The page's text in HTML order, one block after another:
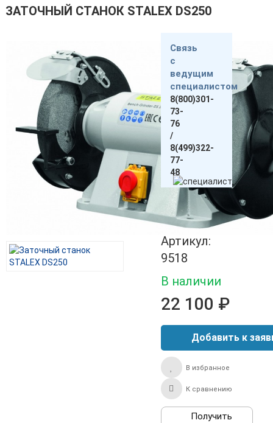
ЗАТОЧНЫЙ СТАНОК STALEX DS250
Связь
с
ведущим
специалистом
8(800)301-
73-
76
/
8(499)322-
77-
48
Артикул:
9518
В наличии
22 100 ₽
В избранное
К сравнению
Получить